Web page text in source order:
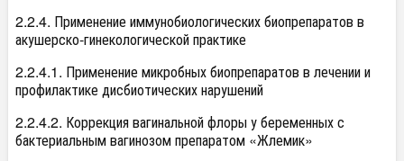
2.2.4. Применение иммунобиологических биопрепаратов в
акушерско-гинекологической практике
2.2.4.1. Применение микробных биопрепаратов в лечении и
профилактике дисбиотических нарушений
2.2.4.2. Коррекция вагинальной флоры у беременных с
бактериальным вагинозом препаратом «Жлемик»